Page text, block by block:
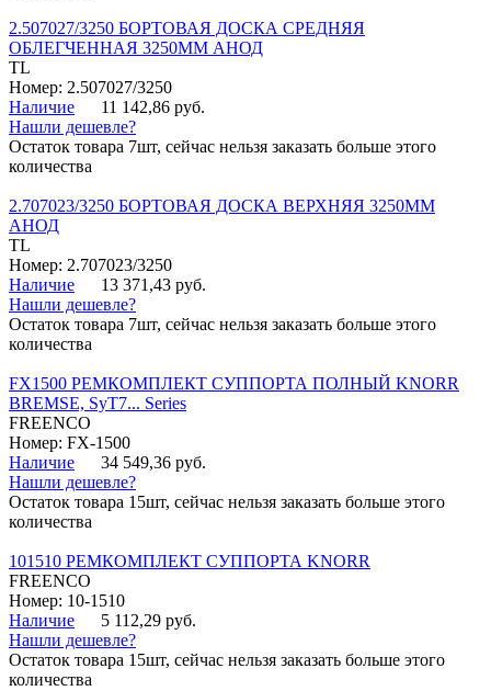
2.507027/3250 БОРТОВАЯ ДОСКА СРЕДНЯЯ
ОБЛЕГЧЕННАЯ 3250ММ АНОД
TL
Номер: 2.507027/3250
Наличие
11 142,86 руб.
Нашли дешевле?
Остаток товара 7шт, сейчас нельзя заказать больше этого
количества
2.707023/3250 БОРТОВАЯ ДОСКА ВЕРХНЯЯ 3250ММ
АНОД
TL
Номер: 2.707023/3250
Наличие
13 371,43 руб.
Нашли дешевле?
Остаток товара 7шт, сейчас нельзя заказать больше этого
количества
FX1500 РЕМКОМПЛЕКТ СУППОРТА ПОЛНЫЙ KNORR
BREMSE, SyT7... Series
FREENCO
Номер: FX-1500
Наличие
34 549,36 руб.
Нашли дешевле?
Остаток товара 15шт, сейчас нельзя заказать больше этого
количества
101510 РЕМКОМПЛЕКТ СУППОРТА KNORR
FREENCO
Номер: 10-1510
Наличие
5 112,29 руб.
Нашли дешевле?
Остаток товара 15шт, сейчас нельзя заказать больше этого
количества